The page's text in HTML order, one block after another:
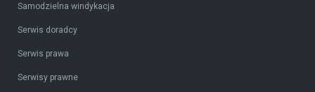
Samodzielna windykacja
Serwis doradcy
Serwis prawa
Serwisy prawne